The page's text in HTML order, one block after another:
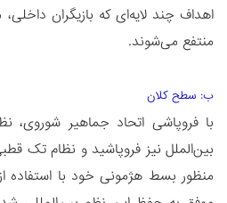
اهداف چند لایه‌ای که بازیگران
منتفع می‌شوند.
ب: سطح کلان
با فروپاشی اتحاد جماهیر
بین‌الملل نیز فروپاشید و نظام تک
منظور بسط هژمونی خود با استفاده